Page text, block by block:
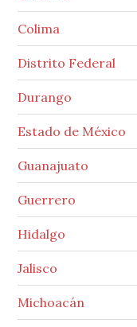
Colima
Distrito Federal
Durango
Estado de México
Guanajuato
Guerrero
Hidalgo
Jalisco
Michoacán